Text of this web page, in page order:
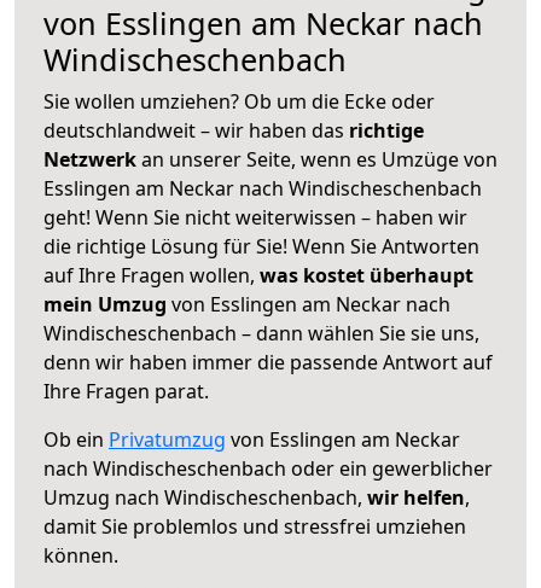
von Esslingen am Neckar nach
Windischeschenbach
Sie wollen umziehen? Ob um die Ecke oder
deutschlandweit – wir haben das richtige
Netzwerkan unserer Seite, wenn es Umzüge von
Esslingen am Neckar nach Windischeschenbach
geht! Wenn Sie nicht weiterwissen – haben wir
die richtige Lösung für Sie! Wenn Sie Antworten
auf Ihre Fragen wollen, was kostet überhaupt
mein Umzug von Esslingen am Neckar nach
Windischeschenbach – dann wählen Sie sie uns,
denn wir haben immer die passende Antwort auf
Ihre Fragen parat.
Ob ein Privatumzug von Esslingen am Neckar
nach Windischeschenbach oder ein gewerblicher
Umzug nach Windischeschenbach, wir helfen,
damit Sie problemlos und stressfrei umziehen
können.